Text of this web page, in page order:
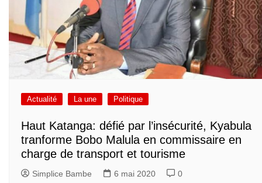
Actualité La une Politique
Haut Katanga: défié par l’insécurité, Kyabula
tranforme Bobo Malula en commissaire en
charge de transport et tourisme
Simplice Bambe 6 mai 2020 0